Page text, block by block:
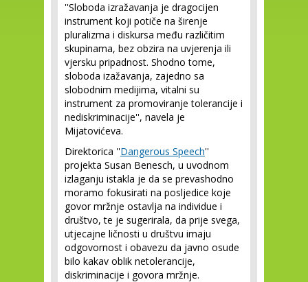
''Sloboda izražavanja je dragocijen
instrument koji potiče na širenje
pluralizma i diskursa među različitim
skupinama, bez obzira na uvjerenja ili
vjersku pripadnost. Shodno tome,
sloboda izažavanja, zajedno sa
slobodnim medijima, vitalni su
instrument za promoviranje tolerancije i
nediskriminacije'', navela je
Mijatovićeva.
Direktorica ''Dangerous Speech''
projekta Susan Benesch, u uvodnom
izlaganju istakla je da se prevashodno
moramo fokusirati na posljedice koje
govor mržnje ostavlja na individue i
društvo, te je sugerirala, da prije svega,
utjecajne ličnosti u društvu imaju
odgovornost i obavezu da javno osude
bilo kakav oblik netolerancije,
diskriminacije i govora mržnje.